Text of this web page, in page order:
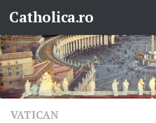
Skip to content
Catholica.ro
VATICAN